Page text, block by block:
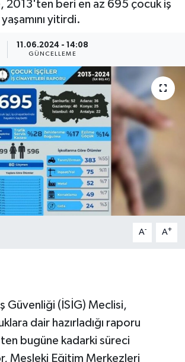
2013'ten beri en az 695 çocuk iş
yitirdi.
11.06.2024 - 14:08
GÜNCELLEME
A- A+
Güvenliği (İSİG) Meclisi,
dair hazırladığı raporu
bugüne kadarki süreci
Mesleki Eğitim Merkezleri